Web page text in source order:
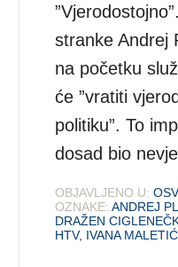
stranke Andrej
na početku
će ”vratiti
politiku”. To
dosad bio
OBJAVLJENO U:
OZNAKE: ANDREJ
DRAŽEN
HTV, IVANA MALETIĆ